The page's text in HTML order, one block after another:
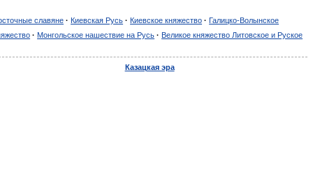
славяне · Киевская Русь · Киевское княжество · Галицко-Волынское
· Монгольское нашествие на Русь · Великое княжество Литовское и Руское
Казацкая эра